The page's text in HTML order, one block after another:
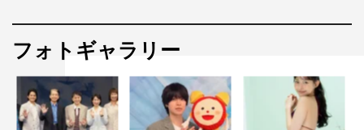
な赤のランジェリーの写真が表紙です♥
もっと多くの人に私のことを知ってもらって、グローバル
に活躍できる女性になりたい。今後の私の活動もぜひ注目
してください！
フォトギャラリー